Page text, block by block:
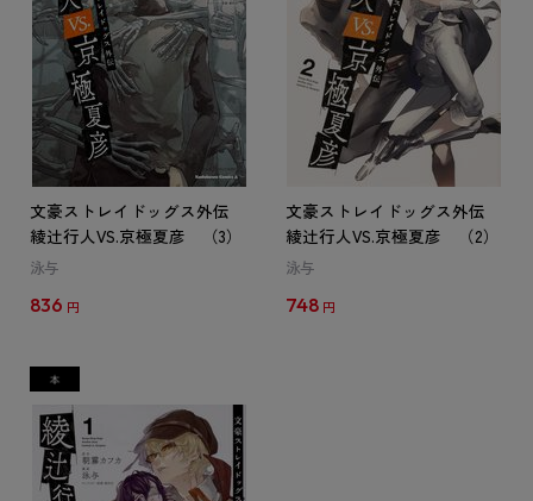
文豪ストレイドッグス外伝
綾辻行人VS.京極夏彦 （3）
泳与
836 円
文豪ストレイドッグス外伝
綾辻行人VS.京極夏彦 （2）
泳与
748 円